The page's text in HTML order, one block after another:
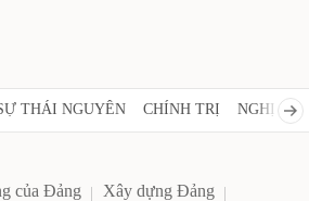
THÁI NGUYÊN CHÍNH TRỊ NGHỊ
của Đảng
Xây dựng Đảng